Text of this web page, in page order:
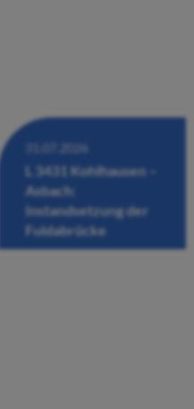
31.07.2026
L 3431 Kohlhausen –
Asbach:
Instandsetzung der
Fuldabrücke